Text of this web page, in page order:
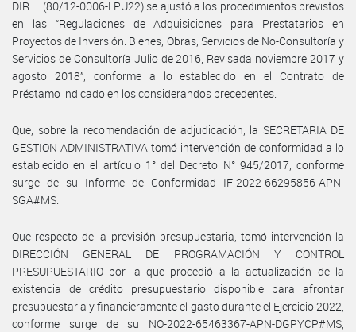
DIR – (80/12-0006-LPU22) se ajustó a los procedimientos previstos
en las “Regulaciones de Adquisiciones para Prestatarios en
Proyectos de Inversión. Bienes, Obras, Servicios de No-Consultoría y
Servicios de Consultoría Julio de 2016, Revisada noviembre 2017 y
agosto 2018”, conforme a lo establecido en el Contrato de
Préstamo indicado en los considerandos precedentes.
Que, sobre la recomendación de adjudicación, la SECRETARIA DE
GESTION ADMINISTRATIVA tomó intervención de conformidad a lo
establecido en el artículo 1° del Decreto N° 945/2017, conforme
surge de su Informe de Conformidad IF-2022-66295856-APN-
SGA#MS.
Que respecto de la previsión presupuestaria, tomó intervención la
DIRECCIÓN GENERAL DE PROGRAMACIÓN Y CONTROL
PRESUPUESTARIO por la que procedió a la actualización de la
existencia de crédito presupuestario disponible para afrontar
presupuestaria y financieramente el gasto durante el Ejercicio 2022,
conforme surge de su NO-2022-65463367-APN-DGPYCP#MS,